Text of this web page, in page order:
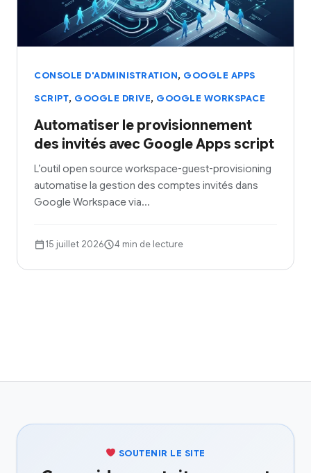
CONSOLE D'ADMINISTRATION, GOOGLE APPS
SCRIPT, GOOGLE DRIVE, GOOGLE WORKSPACE
Automatiser le provisionnement
des invités avec Google Apps script
L’outil open source workspace-guest-provisioning
automatise la gestion des comptes invités dans
Google Workspace via…
15 juillet 2026 4 min de lecture
SOUTENIR LE SITE